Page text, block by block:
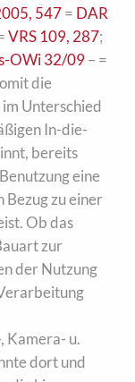
547= DAR
VRS 109, 287;
OWi 32/09– =
die
Unterschied
In-die-
bereits
eine
zu einer
Ob das
zur
der Nutzung
Kamera- u.
dort und